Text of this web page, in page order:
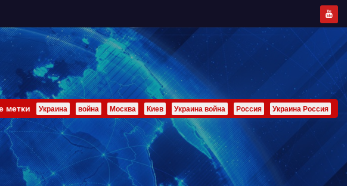
метки Украина война Москва Киев Украина война Россия Украина Россия